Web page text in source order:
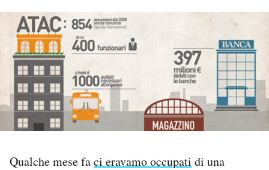
Cultura
Economia
Sport
Mondiali calcio 2026
PODCAST
Qualche mese faci eravamo occupati di una